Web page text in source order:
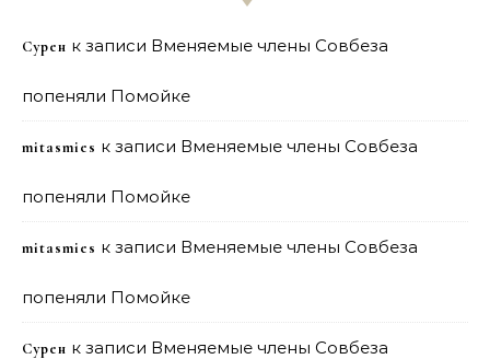
Сурен к записи Вменяемые члены Совбеза
попеняли Помойке
mitasmies к записи Вменяемые члены Совбеза
попеняли Помойке
mitasmies к записи Вменяемые члены Совбеза
попеняли Помойке
Сурен к записи Вменяемые члены Совбеза